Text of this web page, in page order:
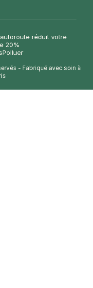
réduit votre
20%
- Fabriqué avec soin à